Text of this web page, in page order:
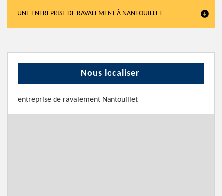
UNE ENTREPRISE DE RAVALEMENT À NANTOUILLET
Nous localiser
entreprise de ravalement Nantouillet